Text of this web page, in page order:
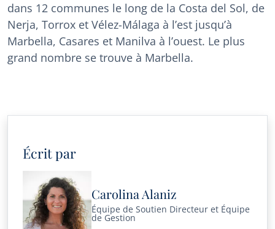
dans 12 communes le long de la Costa del Sol, de
Nerja, Torrox et Vélez-Málaga à l’est jusqu’à
Marbella, Casares et Manilva à l’ouest. Le plus
grand nombre se trouve à Marbella.
Écrit par
Carolina Alaniz
Équipe de Soutien Directeur et Équipe
de Gestion